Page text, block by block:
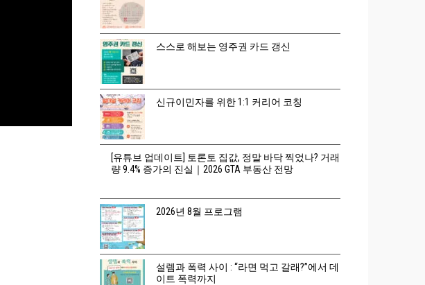
스스로 해보는 영주권 카드 갱신
신규이민자를 위한 1:1 커리어 코칭
[유튜브 업데이트] 토론토 집값, 정말 바닥 찍었나? 거래
량 9.4% 증가의 진실｜2026 GTA 부동산 전망
2026년 8월 프로그램
설렘과 폭력 사이 : “라면 먹고 갈래?”에서 데
이트 폭력까지